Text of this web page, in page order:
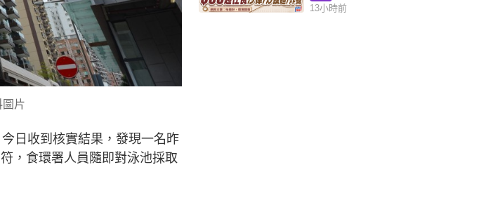
片
日收到核實結果，發現一名昨
，食環署人員隨即對泳池採取
13小時前